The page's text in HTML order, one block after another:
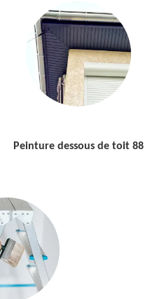
Peinture dessous de toit 88